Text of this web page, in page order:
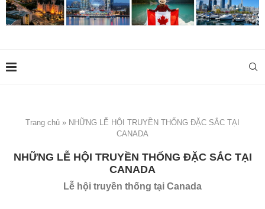
Trang chủ » NHỮNG LỄ HỘI TRUYỀN THỐNG ĐẶC SẮC TẠI
CANADA
NHỮNG LỄ HỘI TRUYỀN THỐNG ĐẶC SẮC TẠI
CANADA
Lễ hội truyền thống tại Canada